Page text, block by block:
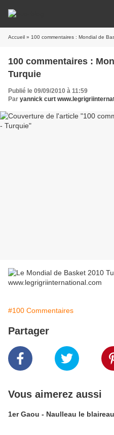
Accueil » 100 commentaires : Mondial de
100 commentaires :
Turquie
Publié le 09/09/2010 à 11:59
Par yannick curt
#100 Commentaires
Partager
Vous aimerez aussi
1er Gaou - Naulleau le blaireau